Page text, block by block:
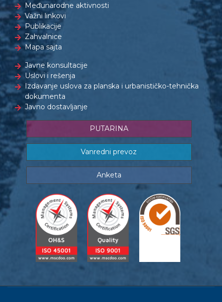
Međunarodne aktivnosti
Važni linkovi
Publikacije
Zahvalnice
Mapa sajta
Javne konsultacije
Uslovi i rešenja
Izdavanje uslova za planska i urbanističko-tehnička
dokumenta
Javno dostavljanje
PUTARINA
Vanredni prevoz
Anketa